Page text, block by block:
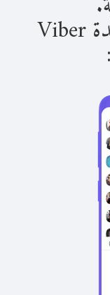
بمجرد حصولك على أرصدة Viber